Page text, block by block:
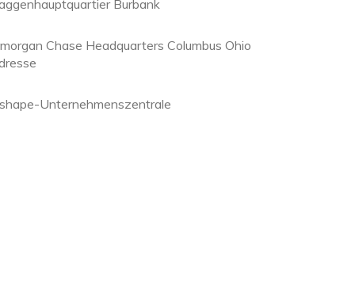
Burbank
Chase Headquarters Columbus Ohio
Unternehmenszentrale